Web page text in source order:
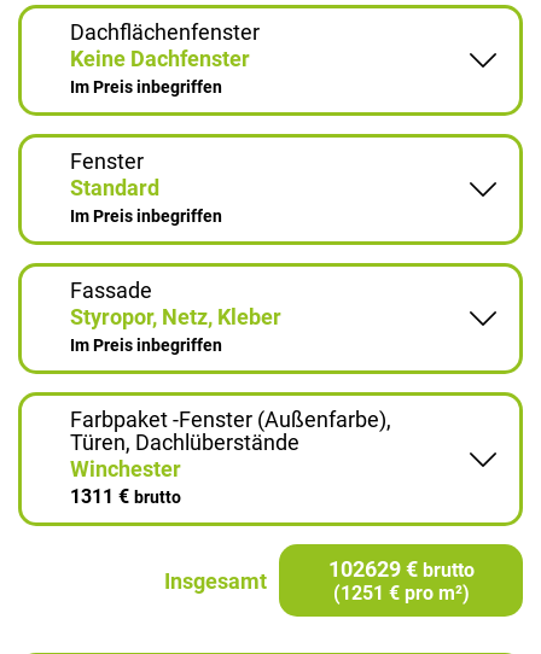
Dachflächenfenster
Keine Dachfenster
Im Preis inbegriffen
Fenster
Standard
Im Preis inbegriffen
Fassade
Styropor, Netz, Kleber
Im Preis inbegriffen
Farbpaket -Fenster (Außenfarbe),
Türen, Dachlüberstände
Winchester
1311 € brutto
Insgesamt 102629 € brutto
(1251 € pro m²)